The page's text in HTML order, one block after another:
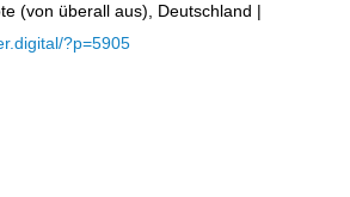
(von überall aus), Deutschland |
?p=5905